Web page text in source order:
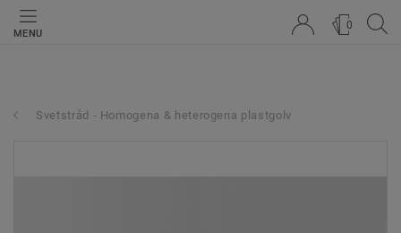
MENU
0
Svetstråd - Homogena & heterogena plastgolv